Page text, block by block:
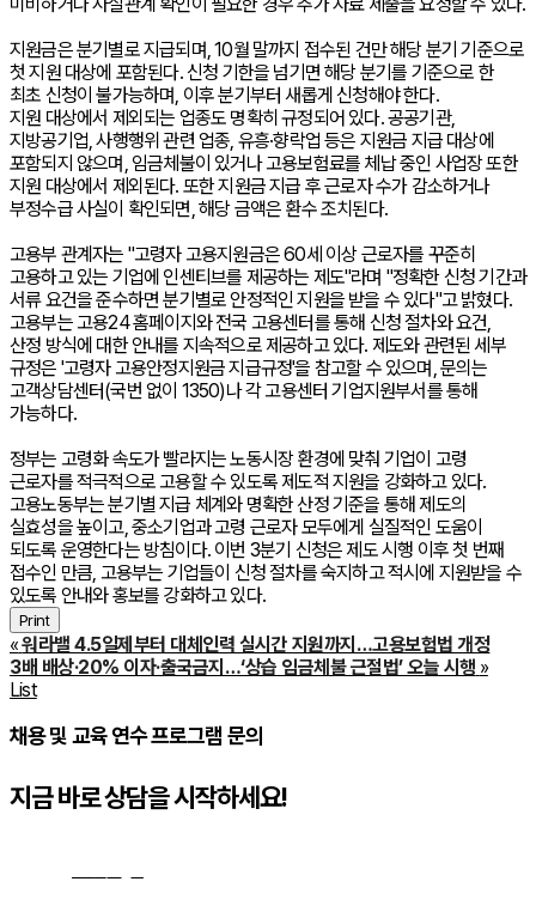
지원금은 분기별로 지급되며, 10월 말까지 접수된 건만 해당 분기 기준으로
첫 지원 대상에 포함된다. 신청 기한을 넘기면 해당 분기를 기준으로 한
최초 신청이 불가능하며, 이후 분기부터 새롭게 신청해야 한다.
지원 대상에서 제외되는 업종도 명확히 규정되어 있다. 공공기관,
지방공기업, 사행행위 관련 업종, 유흥·향락업 등은 지원금 지급 대상에
포함되지 않으며, 임금체불이 있거나 고용보험료를 체납 중인 사업장 또한
지원 대상에서 제외된다. 또한 지원금 지급 후 근로자 수가 감소하거나
부정수급 사실이 확인되면, 해당 금액은 환수 조치된다.
고용부 관계자는 "고령자 고용지원금은 60세 이상 근로자를 꾸준히
고용하고 있는 기업에 인센티브를 제공하는 제도"라며 "정확한 신청 기간과
서류 요건을 준수하면 분기별로 안정적인 지원을 받을 수 있다"고 밝혔다.
고용부는 고용24 홈페이지와 전국 고용센터를 통해 신청 절차와 요건,
산정 방식에 대한 안내를 지속적으로 제공하고 있다. 제도와 관련된 세부
규정은 '고령자 고용안정지원금 지급규정'을 참고할 수 있으며, 문의는
고객상담센터(국번 없이 1350)나 각 고용센터 기업지원부서를 통해
가능하다.
정부는 고령화 속도가 빨라지는 노동시장 환경에 맞춰 기업이 고령
근로자를 적극적으로 고용할 수 있도록 제도적 지원을 강화하고 있다.
고용노동부는 분기별 지급 체계와 명확한 산정 기준을 통해 제도의
실효성을 높이고, 중소기업과 고령 근로자 모두에게 실질적인 도움이
되도록 운영한다는 방침이다. 이번 3분기 신청은 제도 시행 이후 첫 번째
접수인 만큼, 고용부는 기업들이 신청 절차를 숙지하고 적시에 지원받을 수
있도록 안내와 홍보를 강화하고 있다.
Print
«워라밸 4.5일제부터 대체인력 실시간 지원까지…고용보험법 개정
3배 배상·20% 이자·출국금지…‘상습 임금체불 근절법’ 오늘 시행 »
List
채용 및 교육 연수 프로그램 문의
지금 바로 상담을 시작하세요!